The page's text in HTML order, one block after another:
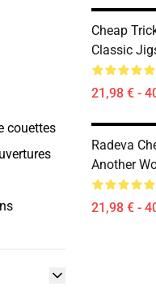
couettes
Cheap
Classic
21,98 € -
Radeva
Another
21,98 € -